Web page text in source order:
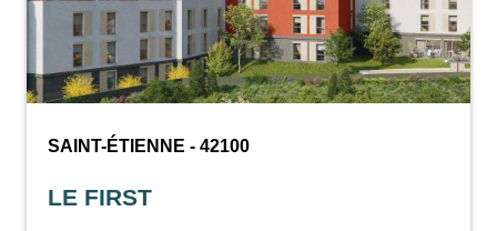
SAINT-ÉTIENNE - 42100
LE FIRST